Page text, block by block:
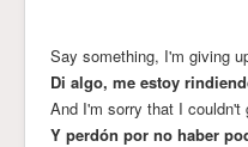
Say something, I'm giving
Di algo, me estoy
And I'm sorry that I couldn't
Y perdón por no haber